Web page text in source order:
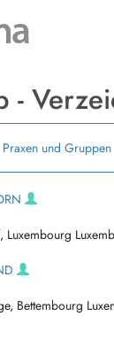
-
und Gruppen
Bettembourg